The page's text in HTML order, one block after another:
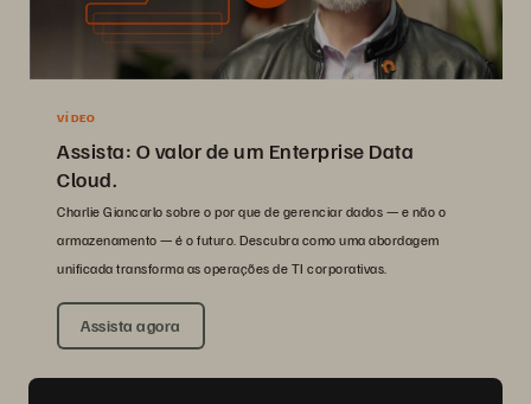
VÍDEO
Assista: O valor de um Enterprise Data
Cloud.
Charlie Giancarlo sobre o por que de gerenciar dados — e não o
armazenamento — é o futuro. Descubra como uma abordagem
unificada transforma as operações de TI corporativas.
Assista agora